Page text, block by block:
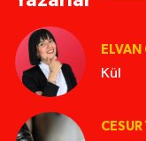
ELVAN
Kül
CESUR